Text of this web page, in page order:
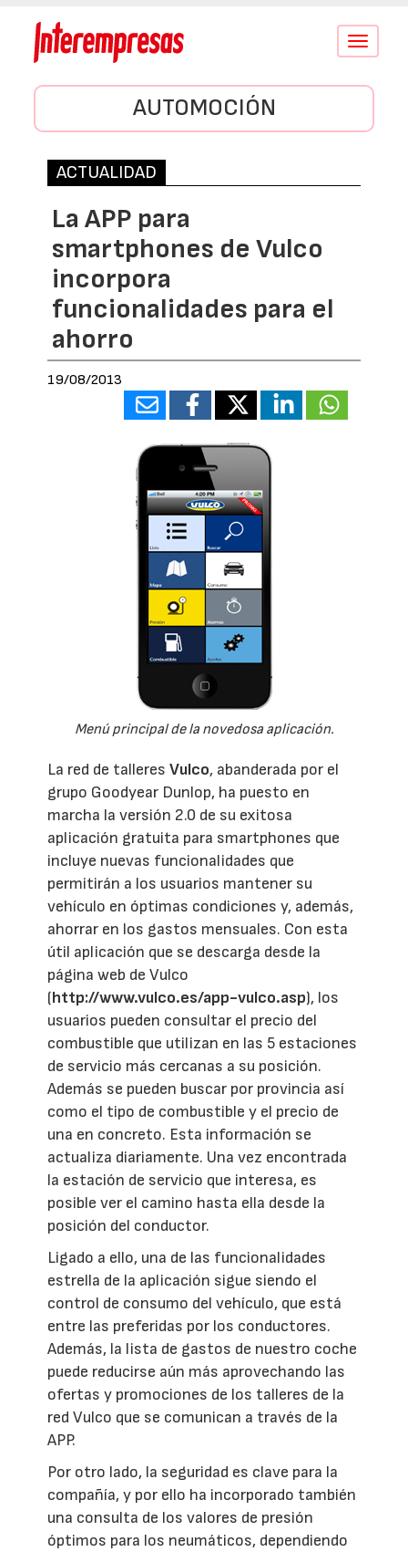
Conmutar
AUTOMOCIÓN
ACTUALIDAD
La APP para
smartphones de Vulco
incorpora
funcionalidades para el
ahorro
19/08/2013
Menú principal de la novedosa aplicación.
La red de talleresVulco, abanderada por el
grupo Goodyear Dunlop, ha puesto en
marcha la versión 2.0 de su exitosa
aplicación gratuita para smartphones que
incluye nuevas funcionalidades que
permitirán a los usuarios mantener su
vehículo en óptimas condiciones y, además,
ahorrar en los gastos mensuales. Con esta
útil aplicación que se descarga desde la
página web de Vulco
(http://www.vulco.es/app-vulco.asp), los
usuarios pueden consultar el precio del
combustible que utilizan en las 5 estaciones
de servicio más cercanas a su posición.
Además se pueden buscar por provincia así
como el tipo de combustible y el precio de
una en concreto. Esta información se
actualiza diariamente. Una vez encontrada
la estación de servicio que interesa, es
posible ver el camino hasta ella desde la
posición del conductor.
Ligado a ello, una de las funcionalidades
estrella de la aplicación sigue siendo el
control de consumo del vehículo, que está
entre las preferidas por los conductores.
Además, la lista de gastos de nuestro coche
puede reducirse aún más aprovechando las
ofertas y promociones de los talleres de la
red Vulco que se comunican a través de la
APP.
Por otro lado, la seguridad es clave para la
compañía, y por ello ha incorporado también
una consulta de los valores de presión
óptimos para los neumáticos, dependiendo